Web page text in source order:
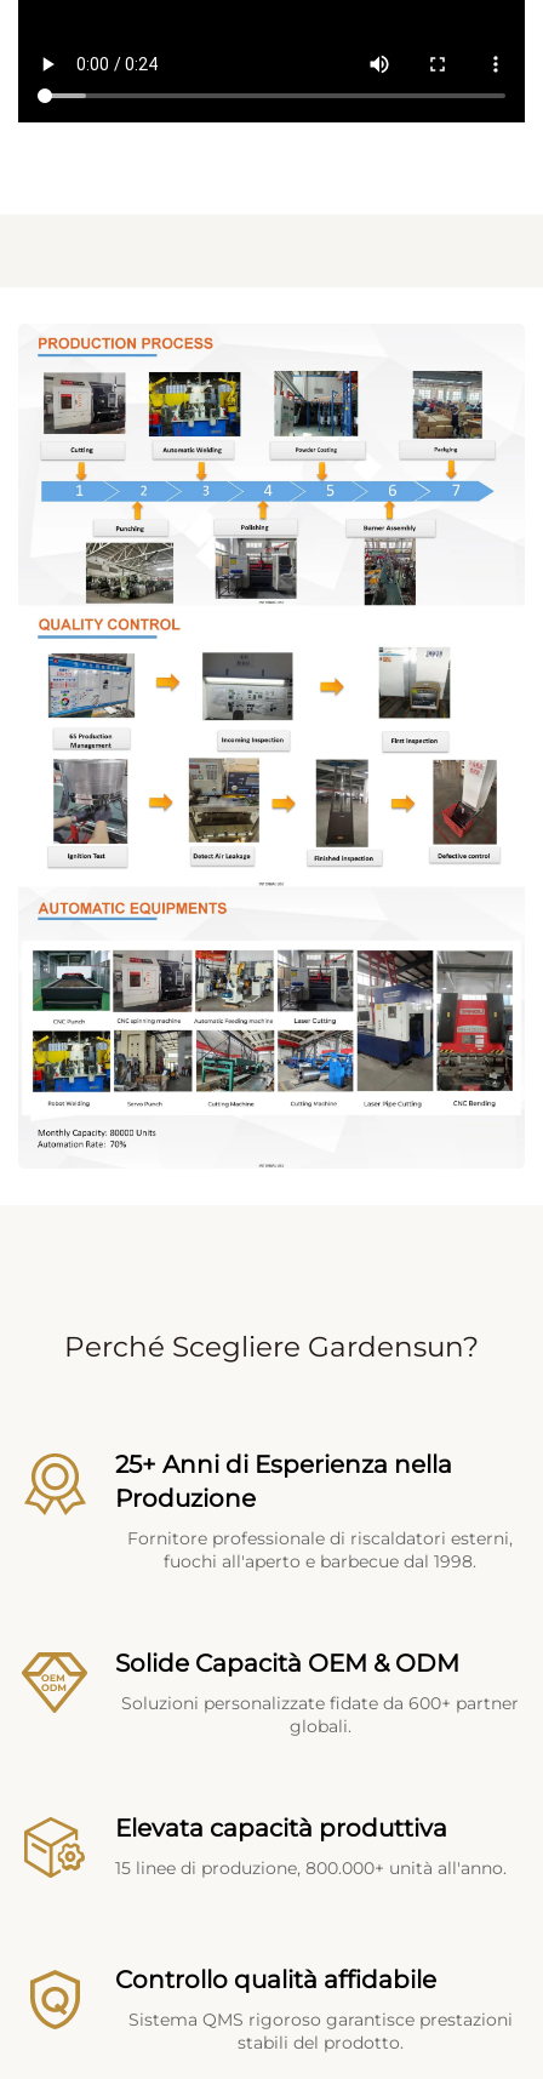
Perché Scegliere Gardensun?
25+ Anni di Esperienza nella
Produzione
Fornitore professionale di riscaldatori esterni,
fuochi all'aperto e barbecue dal 1998.
Solide Capacità OEM & ODM
Soluzioni personalizzate fidate da 600+ partner
globali.
Elevata capacità produttiva
15 linee di produzione, 800.000+ unità all'anno.
Controllo qualità affidabile
Sistema QMS rigoroso garantisce prestazioni
stabili del prodotto.